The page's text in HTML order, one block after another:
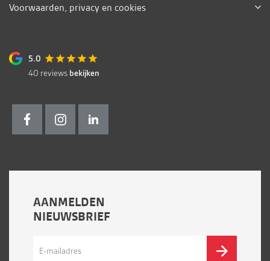
AANMELDEN
NIEUWSBRIEF
5.0
40 reviews bekijken
Voorwaarden, privacy en cookies